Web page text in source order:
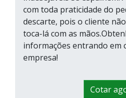
com toda praticidade do
descarte, pois o cliente
toca-lá com as
informações entrando em
empresa!
Cotar